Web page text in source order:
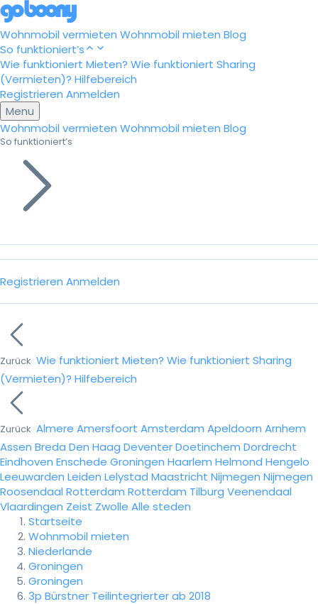
Wohnmobil vermieten Wohnmobil mieten Blog
So funktioniert’s
Wie funktioniert Mieten? Wie funktioniert Sharing
(Vermieten)? Hilfebereich
Registrieren Anmelden
Menu
Wohnmobil vermieten Wohnmobil mieten Blog
So funktioniert’s
Registrieren Anmelden
Zurück Wie funktioniert Mieten? Wie funktioniert Sharing
(Vermieten)? Hilfebereich
Zurück Almere Amersfoort Amsterdam Apeldoorn Arnhem
Assen Breda Den Haag DeventerDoetinchem Dordrecht
Eindhoven Enschede Groningen Haarlem Helmond Hengelo
Leeuwarden Leiden Lelystad Maastricht Nijmegen Nijmegen
Roosendaal Rotterdam Rotterdam Tilburg Veenendaal
Vlaardingen Zeist Zwolle Alle steden
Startseite
Wohnmobil mieten
Niederlande
Groningen
Groningen
3p Bürstner Teilintegrierter ab 2018